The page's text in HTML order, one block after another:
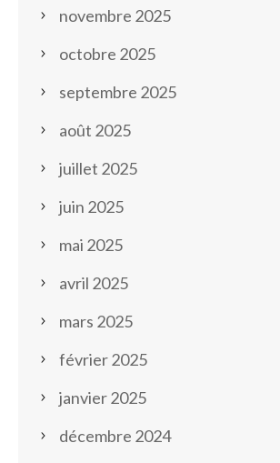
novembre 2025
octobre 2025
septembre 2025
août 2025
juillet 2025
juin 2025
mai 2025
avril 2025
mars 2025
février 2025
janvier 2025
décembre 2024